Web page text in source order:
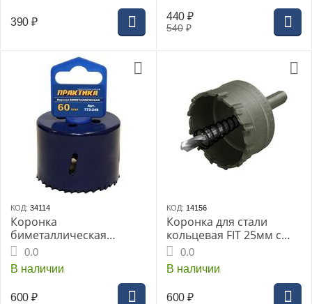
390 ₽ 540 ₽
440 ₽
КОД: 34114
Коронка
биметаллическая
ПРАКТИКА 60мм (773-
248)
0.0
В наличии
600 ₽
КОД: 14156
Коронка для стали
кольцевая FIT 25мм с
карбидными вставками
Профи
0.0
В наличии
600 ₽